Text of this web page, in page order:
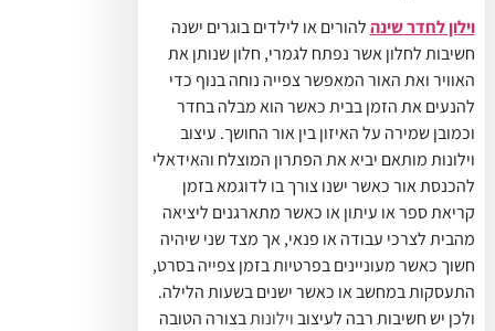
וילון לחדר שינהלהורים או לילדים בוגרים ישנה
חשיבות לחלון אשר נפתח לגמרי, חלון שנותן את
האוויר ואת האור המאפשר צפייה נוחה בנוף כדי
להנעים את הזמן בבית כאשר הוא מבלה בחדר
וכמובן שמירה על האיזון בין אור החושך. עיצוב
וילונות מותאם יביא את הפתרון המוצלח והאידאלי
להכנסת אור כאשר ישנו צורך בו לדוגמא בזמן
קריאת ספר או עיתון או כאשר מתארגנים ליציאה
מהבית לצרכי עבודה או פנאי, אך מצד שני שיהיה
חשוך כאשר מעוניינים בפרטיות בזמן צפייה בסרט,
התעסקות במחשב או כאשר ישנים בשעות הלילה.
ולכן יש חשיבות רבה לעיצובוילונותבצורה הטובה